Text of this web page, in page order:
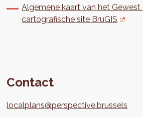
Algemene kaart van het Gewest
cartografische site BruGIS
Contact
localplans@perspective.brussels